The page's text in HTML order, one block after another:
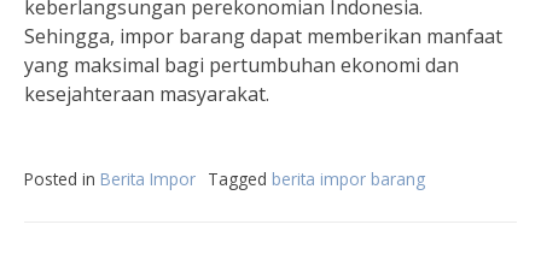
keberlangsungan perekonomian Indonesia.
Sehingga, impor barang dapat memberikan manfaat
yang maksimal bagi pertumbuhan ekonomi dan
kesejahteraan masyarakat.
Posted in Berita Impor Tagged berita impor barang